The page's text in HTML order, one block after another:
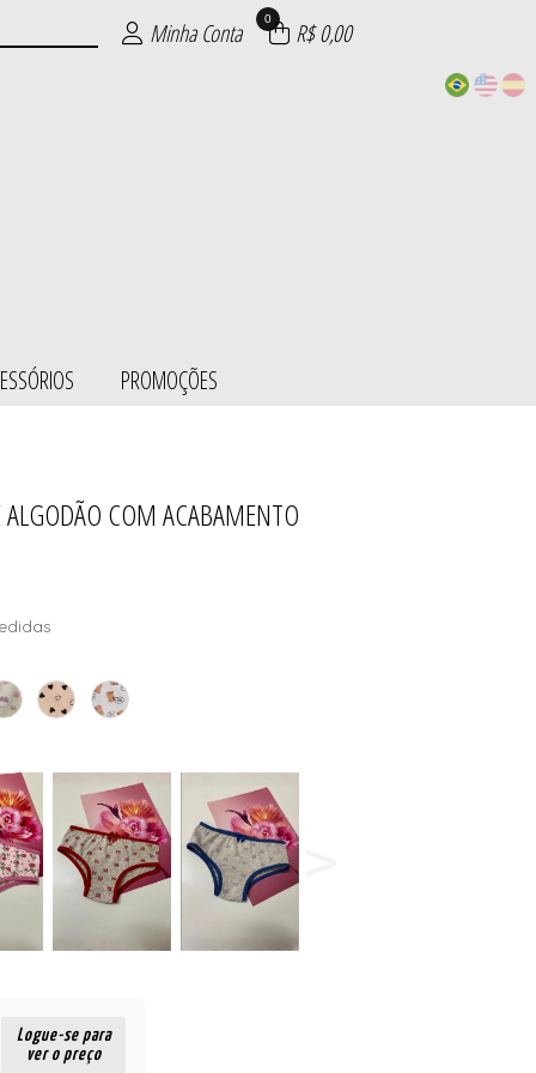
Minha Conta 0 R$ 0,00
BODY
PROMOÇÕES
COM ACABAMENTO
Logue-se para
ver o preço